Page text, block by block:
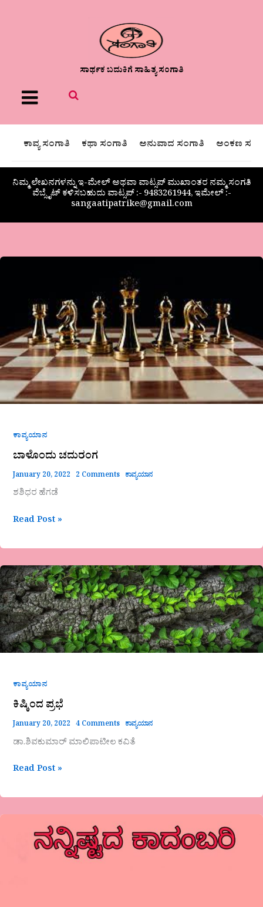
ಸಾರ್ಥಕ ಬದುಕಿಗೆ ಸಾಹಿತ್ಯ ಸಂಗಾತಿ
Menu
ಕಾವ್ಯ ಸಂಗಾತಿ ಕಥಾ ಸಂಗಾತಿ ಅನುವಾದ ಸಂಗಾತಿ ಅಂಕಣ
ನಿಮ್ಮ ಲೇಖನಗಳನ್ನು ಇ-ಮೇಲ್ ಅಥವಾ ವಾಟ್ಸಪ್ ಮುಖಾಂತರ ನಮ್ಮ ಸಂಗತಿ
ವೆಬ್ಸೈಟ್ ಕಳಿಸಬಹುದು ವಾಟ್ಸಪ್‌ :- 9483261944, ಇಮೇಲ್ :-
sangaatipatrike@gmail.com
ಕಾವ್ಯಯಾನ
ಬಾಳೊಂದು ಚದುರಂಗ
January 20, 2022 2 Comments ಕಾವ್ಯಯಾನ
ಶಶಿಧರ ಹೆಗಡೆ
Read Post »
ಕಾವ್ಯಯಾನ
ಕಿಷ್ಕಿಂದ ಪ್ರಭೆ
January 20, 2022 4 Comments ಕಾವ್ಯಯಾನ
ಡಾ‌.ಶಿವಕುಮಾರ್ ಮಾಲಿಪಾಟೀಲ ಕವಿತೆ
ಕಿಷ್ಕಿಂದ
ಪ್ರಭೆ
Read Post »